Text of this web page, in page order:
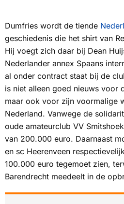
Dumfries wordt de tiende
geschiedenis die het shirt van
Hij voegt zich daar bij Dean
Nederlander annex Spaans
al onder contract staat bij de
is niet alleen goed nieuws voor
maar ook voor zijn voormalige
Nederland. Vanwege de
oude amateurclub VV
van 200.000 euro. Daarnaast
en sc Heerenveen
100.000 euro tegemoet zien,
Barendrecht meedeelt in de